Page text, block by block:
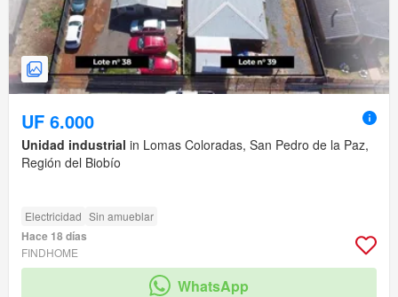
UF 6.000
Unidad industrial in Lomas Coloradas, San Pedro de la Paz,
Región del Biobío
Electricidad Sin amueblar
Hace 18 días
FINDHOME
WhatsApp